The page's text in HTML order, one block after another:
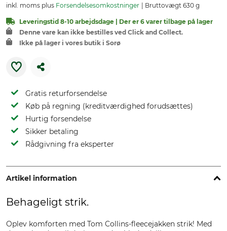
inkl. moms plus Forsendelsesomkostninger Bruttovægt 630 g
Leveringstid 8-10 arbejdsdage | Der er 6 varer tilbage på lager
Denne vare kan ikke bestilles ved Click and Collect.
Ikke på lager i vores butik i Sorø
Gratis returforsendelse
Køb på regning (kreditværdighed forudsættes)
Hurtig forsendelse
Sikker betaling
Rådgivning fra eksperter
Artikel information
Behageligt strik.
Oplev komforten med Tom Collins-fleecejakken strik! Med